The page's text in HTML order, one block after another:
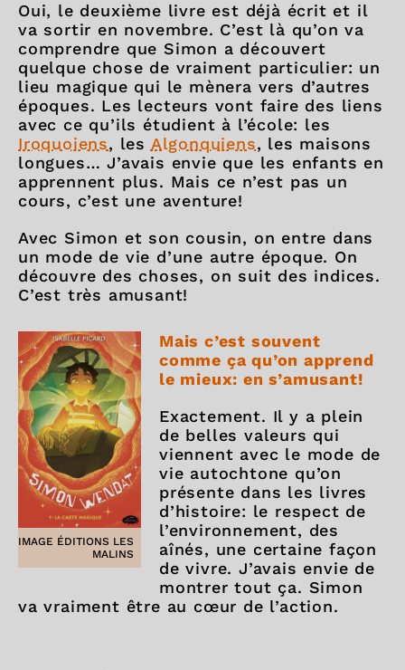
Oui, le deuxième livre est déjà écrit et il
va sortir en novembre. C’est là qu’on va
comprendre que Simon a découvert
quelque chose de vraiment particulier: un
lieu magique qui le mènera vers d’autres
époques. Les lecteurs vont faire des liens
avec ce qu’ils étudient à l’école: les
Iroquoiens, les Algonquiens, les maisons
longues… J’avais envie que les enfants en
apprennent plus. Mais ce n’est pas un
cours, c’est une aventure!
Avec Simon et son cousin, on entre dans
un mode de vie d’une autre époque. On
découvre des choses, on suit des indices.
C’est très amusant!
IMAGE ÉDITIONS LES
MALINS
Mais c’est souvent
comme ça qu’on apprend
le mieux: en s’amusant!
Exactement. Il y a plein
de belles valeurs qui
viennent avec le mode de
vie autochtone qu’on
présente dans les livres
d’histoire: le respect de
l’environnement, des
aînés, une certaine façon
de vivre. J’avais envie de
montrer tout ça. Simon
va vraiment être au cœur de l’action.